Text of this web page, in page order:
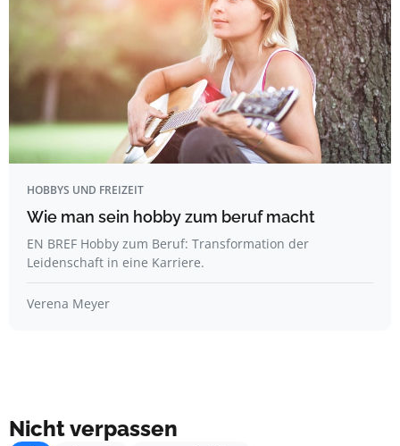
HOBBYS UND FREIZEIT
Wie man sein hobby zum beruf macht
EN BREF Hobby zum Beruf: Transformation der
Leidenschaft in eine Karriere.
Verena Meyer
Nicht verpassen